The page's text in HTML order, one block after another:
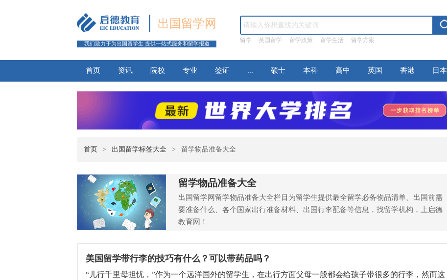
出国留学网
我们致力于为出国留学生 提供一站式服务和留学报道 留学 英国留学 留学政策 留学生活 留学方案
首页 资讯 院校 专业 签证 ... 硕士 本科 高中 英国 香港 日本
首页 > 出国留学标签大全 > 留学物品准备大全
留学物品准备大全
出国留学网留学物品准备大全栏目为留学生提供最全留学必备物品清单、出国前需
要准备什么、各个国家出行准备材料、出国行李配备等信息，找留学机构，上启德
教育网！
美国留学带行李的技巧有什么？可以带药品吗？
“儿行千里母担忧，”作为一个远洋国外的留学生，在出行方面父母一般都会给孩子带很多的行李，然而这